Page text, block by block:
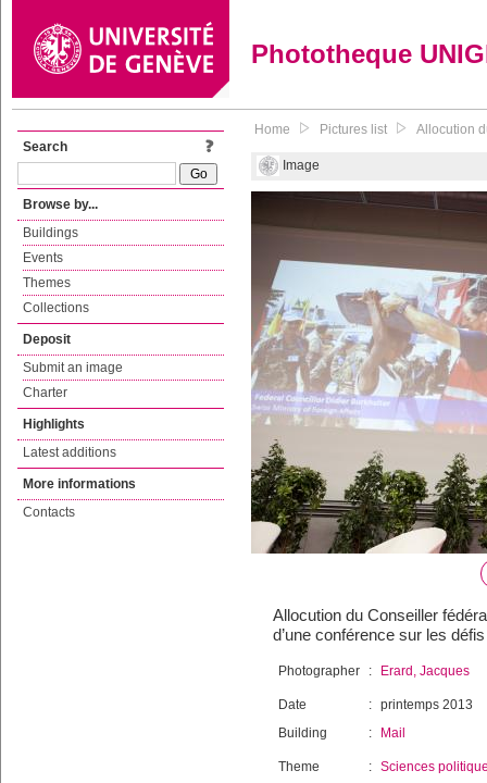
Phototheque
Search
Browse by...
Buildings
Events
Themes
Collections
Deposit
Submit an image
Charter
Highlights
Latest additions
More informations
Contacts
Home Pictures list Allocution
Image
Allocution du Conseiller
d’une conférence sur les
Photographer : Erard, Jacques
Date : printemps 2013
Building
: Mail
Theme : Sciences